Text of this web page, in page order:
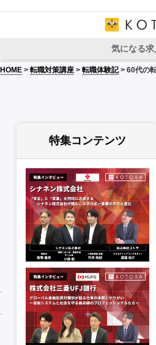
気になる求
HOME > 転職対策講座 > 転職体験記> 60代の
特集コンテンツ